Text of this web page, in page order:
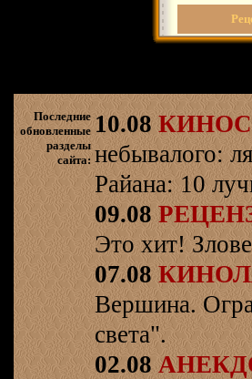
Последние
обновленные
разделы
сайта:
10.08
небывалого:
Райана: 10
09.08
Это хит!
07.08
Вершина.
света".
02.08